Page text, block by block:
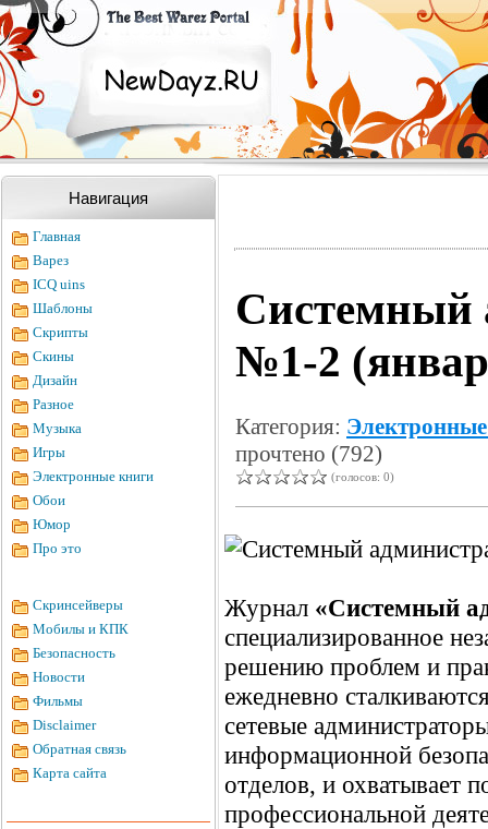
Навигация
Главная
Варез
ICQ uins
Шаблоны
Скрипты
Скины
Дизайн
Разное
Музыка
Игры
Электронные книги
Обои
Юмор
Про это
Скринсейверы
Мобилы и КПК
Безопасность
Новости
Фильмы
Disclaimer
Обратная связь
Карта сайта
Системный
№1-2
Категория:
прочтено (792)
(голосов: 0)
Журнал «Системный
специализированное
решению проблем и
ежедневно
сетевые
информационной
отделов, и охватывает
профессиональной